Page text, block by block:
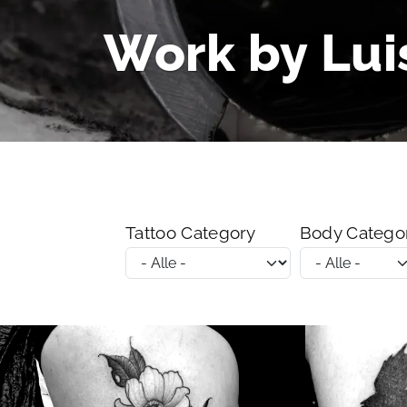
Work by
Tattoo Category Body